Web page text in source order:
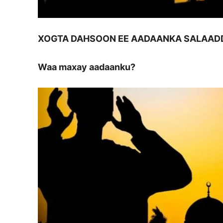
XOGTA DAHSOON EE AADAANKA
Waa maxay aadaanku?